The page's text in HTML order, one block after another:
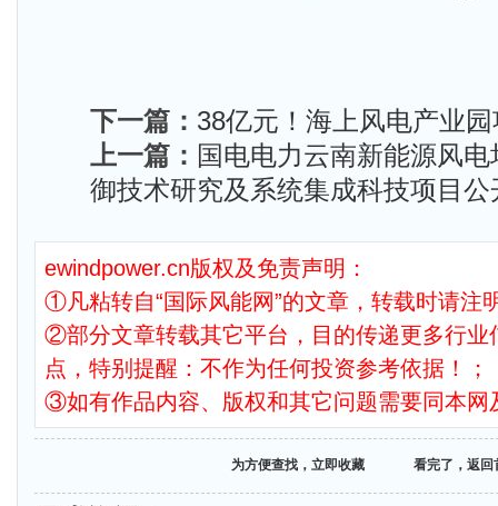
下一篇： 38亿元！海上风电产业
上一篇： 国电电力云南新能源风
御技术研究及系统集成科技项目公
ewindpower.cn版权及免责声明：
①凡粘转自“国际风能网”的文章，转载时请注
②部分文章转载其它平台，目的传递更多行业
点，特别提醒：不作为任何投资参考依据！；
③如有作品内容、版权和其它问题需要同本网
为方便查找，立即收藏 看完了，返回